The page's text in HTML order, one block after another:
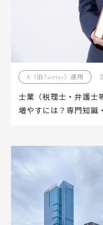
X（旧Twitter）運用
士業（税理士・弁護士
増やすには？専門知識